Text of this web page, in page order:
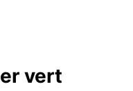
vert